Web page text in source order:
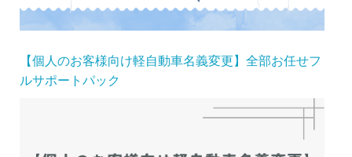
【個人のお客様向け軽自動車名義変更】全部お任せフ
ルサポートパック